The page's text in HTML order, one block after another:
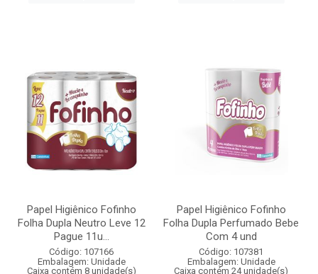
Papel Higiênico Fofinho
Folha Dupla Neutro Leve 12
Pague 11u...
Código: 107166
Embalagem: Unidade
Caixa contém 8 unidade(s)
Papel Higiênico Fofinho
Folha Dupla Perfumado Bebe
Com 4 und
Código: 107381
Embalagem: Unidade
Caixa contém 24 unidade(s)